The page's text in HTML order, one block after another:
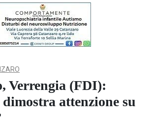
Verrengia (FDI):
attenzione su